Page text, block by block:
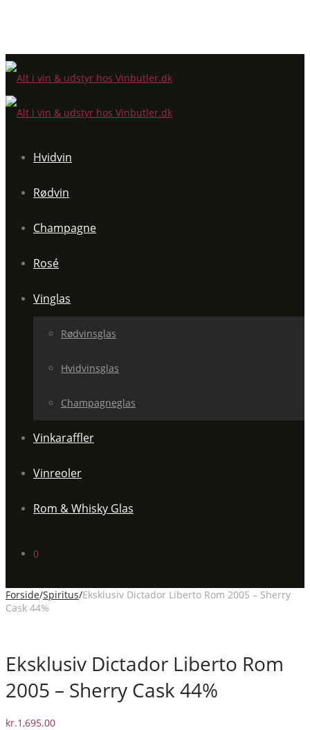
Hvidvin
Rødvin
Champagne
Rosé
Vinglas
Rødvinsglas
Hvidvinsglas
Champagneglas
Vinkaraffler
Vinreoler
Rom & Whisky Glas
0
Forside/Spiritus/Eksklusiv Dictador Liberto Rom 2005 – Sherry
Cask 44%
Eksklusiv Dictador Liberto Rom
2005 – Sherry Cask 44%
kr.1,695.00